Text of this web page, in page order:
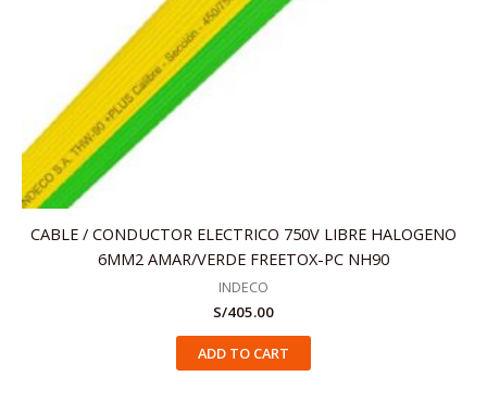
CABLE / CONDUCTOR ELECTRICO 750V LIBRE HALOGENO
6MM2 AMAR/VERDE FREETOX-PC NH90
INDECO
S/405.00
ADD TO CART